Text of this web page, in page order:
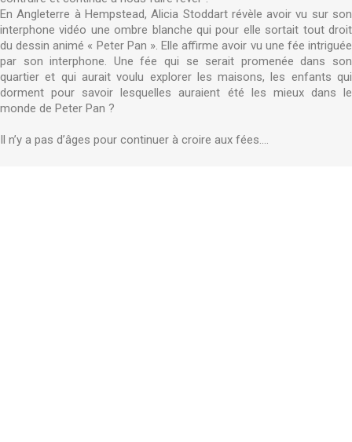
En Angleterre à Hempstead, Alicia Stoddart révèle avoir vu sur son
interphone vidéo une ombre blanche qui pour elle sortait tout droit
du dessin animé « Peter Pan ». Elle affirme avoir vu une fée intriguée
par son interphone. Une fée qui se serait promenée dans son
quartier et qui aurait voulu explorer les maisons, les enfants qui
dorment pour savoir lesquelles auraient été les mieux dans le
monde de Peter Pan ?
Il n’y a pas d’âges pour continuer à croire aux fées....